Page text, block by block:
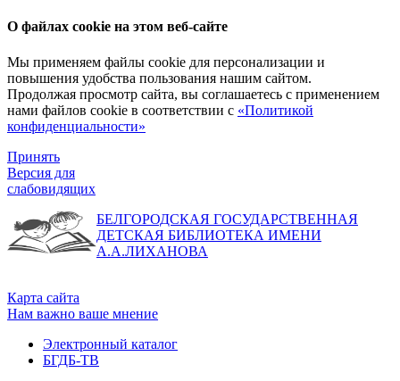
О файлах cookie на этом веб-сайте
Мы применяем файлы cookie для персонализации и
повышения удобства пользования нашим сайтом.
Продолжая просмотр сайта, вы соглашаетесь с применением
нами файлов cookie в соответствии с «Политикой
конфиденциальности»
Принять
Версия для
слабовидящих
БЕЛГОРОДСКАЯ ГОСУДАРСТВЕННАЯ
ДЕТСКАЯ БИБЛИОТЕКА ИМЕНИ
А.А.ЛИХАНОВА
Карта сайта
Нам важно ваше мнение
Электронный каталог
БГДБ-ТВ